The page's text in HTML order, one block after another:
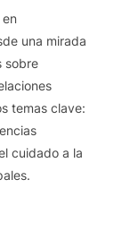
una mirada
sobre
temas clave:
cuidado a la